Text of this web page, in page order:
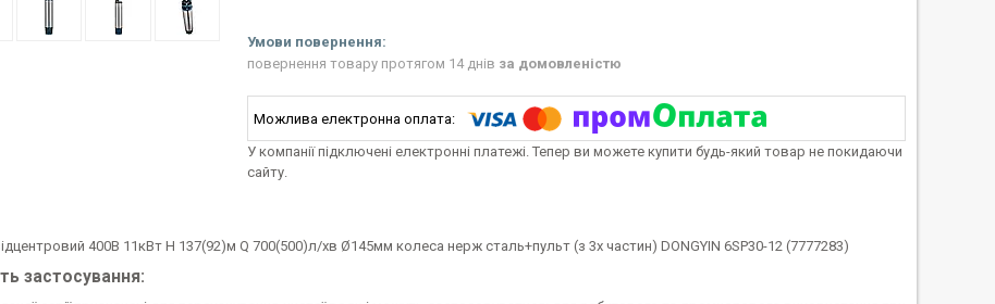
повернення товару протягом 14 днів за домовленістю
У компанії підключені електронні платежі. Тепер ви можете купити будь-який товар не покидаючи
сайту.
400В 11кВт H 137(92)м Q 700(500)л/хв Ø145мм колеса нерж сталь+пульт (з 3х частин) DONGYIN 6SP30-12 (7777283)
застосування: